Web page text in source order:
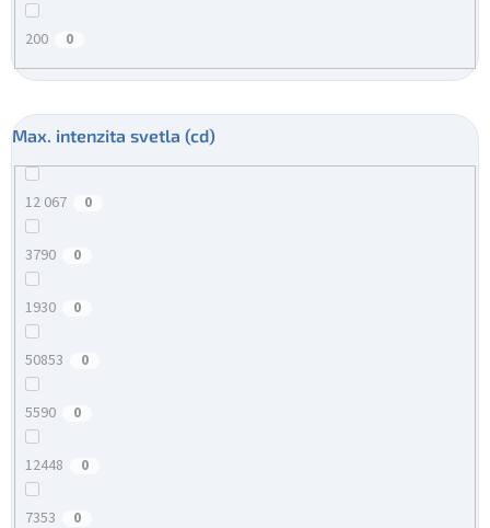
200 0
Max. intenzita svetla (cd)
12 067 0
3790 0
1930 0
50853 0
5590 0
12448 0
7353 0